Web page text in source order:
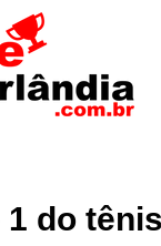
do tênis